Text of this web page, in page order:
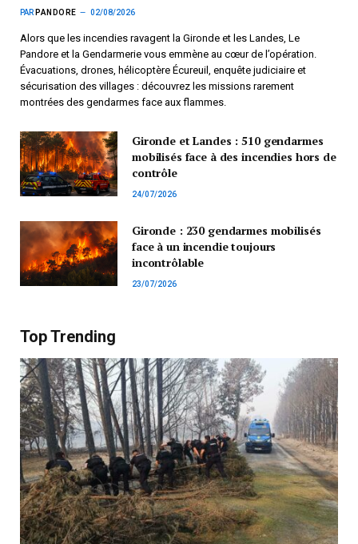
PAR PANDORE 02/08/2026
Alors que les incendies ravagent la Gironde et les Landes, Le
Pandore et la Gendarmerie vous emmène au cœur de l’opération.
Évacuations, drones, hélicoptère Écureuil, enquête judiciaire et
sécurisation des villages : découvrez les missions rarement
montrées des gendarmes face aux flammes.
Gironde et Landes : 510 gendarmes
mobilisés face à des incendies hors de
contrôle
24/07/2026
Gironde : 230 gendarmes mobilisés
face à un incendie toujours
incontrôlable
23/07/2026
Top Trending